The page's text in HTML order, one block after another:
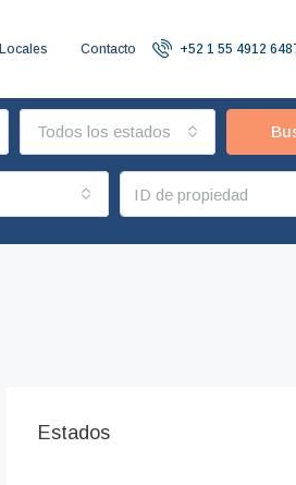
Locales Contacto +52 1 55 4912
Todos los estados
Estados